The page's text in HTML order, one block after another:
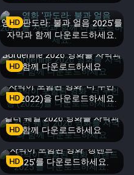
영화 '판도라: 불과 얼음 2025'를
자막과 함께 다운로드하세요.
HD
Borderline 2026 영화를 자막과
함께 다운로드하세요
HD
자막이 포함된 영화 '더 우먼
킹'(2022)을 다운로드하세요.
HD
킬러 웨일 2026 영화를 자막과
함께 다운로드하세요
HD
자막이 포함된 영화 '갱랜드
2025'를 다운로드하세요.
HD